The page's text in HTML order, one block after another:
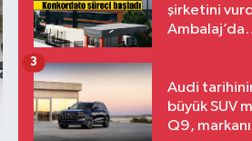
şirketini
Ambalaj’da
Audi
büyük SUV
Q9,
3